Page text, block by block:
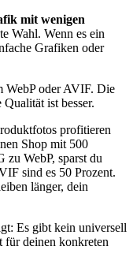
mit wenigen
Wahl. Wenn es ein
Grafiken oder
WebP oder AVIF. Die
ist besser.
profitieren
Shop mit 500
zu WebP, sparst du
sind es 50 Prozent.
länger, dein
Es gibt kein universell
für deinen konkreten